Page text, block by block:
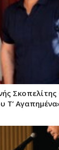
Σκοπελίτης
Τ’